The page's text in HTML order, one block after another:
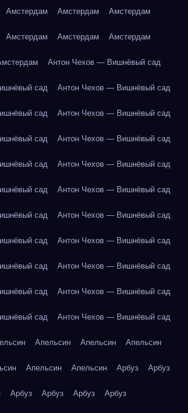
Амстердам Амстердам Амстердам
Амстердам Амстердам Амстердам
Антон Чехов — Вишнёвый сад
сад Антон Чехов — Вишнёвый сад
сад Антон Чехов — Вишнёвый сад
сад Антон Чехов — Вишнёвый сад
сад Антон Чехов — Вишнёвый сад
сад Антон Чехов — Вишнёвый сад
сад Антон Чехов — Вишнёвый сад
сад Антон Чехов — Вишнёвый сад
сад Антон Чехов — Вишнёвый сад
сад Антон Чехов — Вишнёвый сад
сад Антон Чехов — Вишнёвый сад
Апельсин Апельсин Апельсин
Апельсин Апельсин Арбуз Арбуз
Арбуз Арбуз Арбуз Арбуз